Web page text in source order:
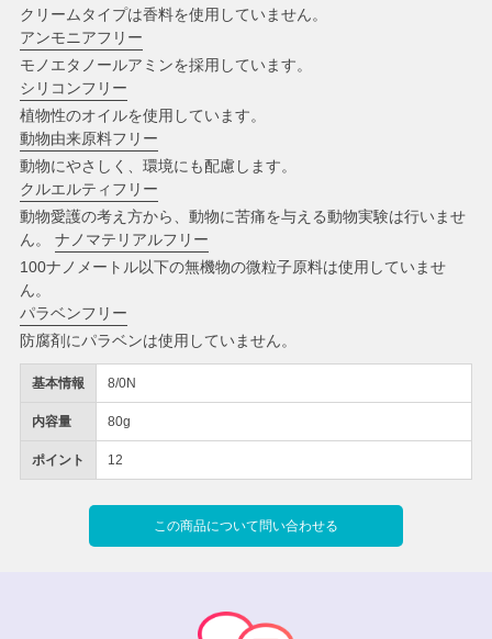
基本情報 8/0N
内容量 80g
ポイント 12
この商品について問い合わせる
クリームタイプは香料を使用していません。
アンモニアフリー
モノエタノールアミンを採用しています。
シリコンフリー
植物性のオイルを使用しています。
動物由来原料フリー
動物にやさしく、環境にも配慮します。
クルエルティフリー
動物愛護の考え方から、動物に苦痛を与える動物実験は行いませ
ん。 ナノマテリアルフリー
100ナノメートル以下の無機物の微粒子原料は使用していませ
ん。
パラベンフリー
防腐剤にパラベンは使用していません。